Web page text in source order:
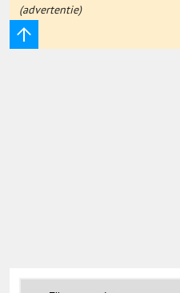
Yurls.net
(advertentie)